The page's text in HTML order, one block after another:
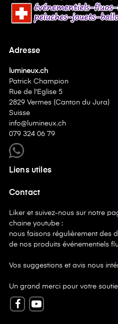
Adresse
lumineux.ch
Patrick Champion
Rue de l'Eglise 5
2829 Vermes (Canton du Jura)
Suisse
info@lumineux.ch
079 324 06 79
Liens utiles
Contact
Liker et suivez-nous sur notre
chaine youtube :
nous faisons régulièrement des
de nos produits événementiels
Vos suggestions et avis nous
Un grand merci pour votre
Facebook